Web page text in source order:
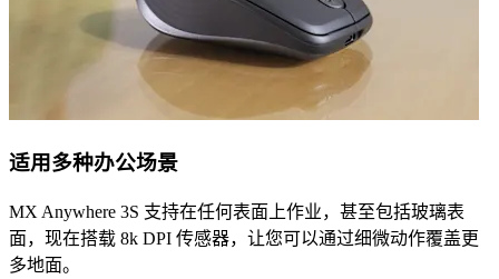
适用多种办公场景
MX Anywhere 3S 支持在任何表面上作业，甚至包括玻璃表
面，现在搭载 8k DPI 传感器，让您可以通过细微动作覆盖更
多地面。